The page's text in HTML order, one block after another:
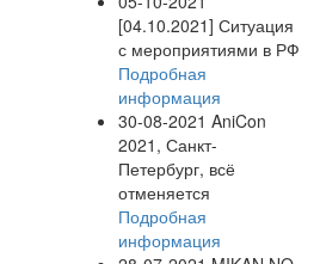
[04.10.2021] Ситуация
с мероприятиями в РФ
Подробная
информация
30-08-2021 AniCon
2021, Санкт-
Петербург, всё
отменяется
Подробная
информация